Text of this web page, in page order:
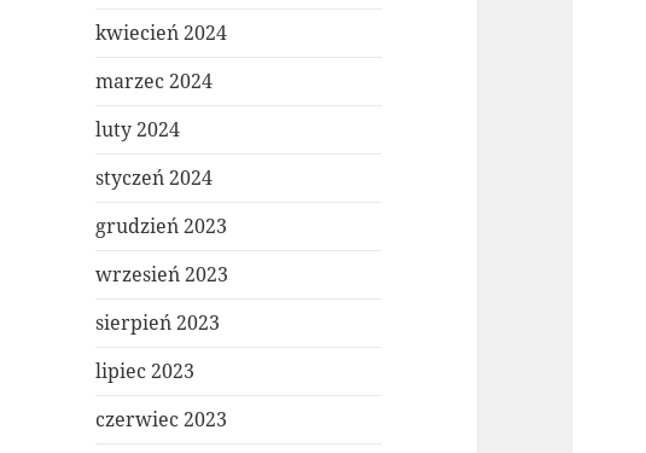
kwiecień 2024
marzec 2024
luty 2024
styczeń 2024
grudzień 2023
wrzesień 2023
sierpień 2023
lipiec 2023
czerwiec 2023